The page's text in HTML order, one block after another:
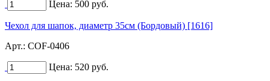
Цена: 500 руб.
Чехол для шапок, диаметр 35см (Бордовый) [1616]
Арт.: COF-0406
Цена: 520 руб.